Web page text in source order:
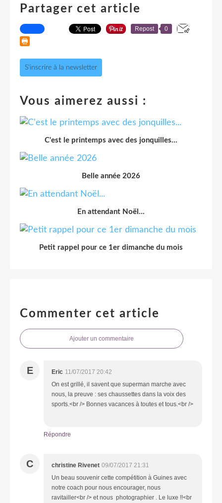
Partager cet article
Repost 0
S'inscrire à la newsletter
Vous aimerez aussi :
C'est le printemps avec des jonquilles...
Belle année 2026
En attendant Noël...
Petit rappel pour ce 1er dimanche du mois
Commenter cet article
Ajouter un commentaire
E Eric 11/07/2017 20:42
On est grillé, il savent que superman marche avec
nous, la preuve : ses chaussettes dans la voix des
sports.<br /> Bonnes vacances à toutes et tous.<br />
Répondre
C christine Rivenet 09/07/2017 21:31
Un beau souvenir cette compétition à Guines avec
notre coach pour nous encourager, nous
ravitailler<br /> et nous photographier . Le luxe !!<br